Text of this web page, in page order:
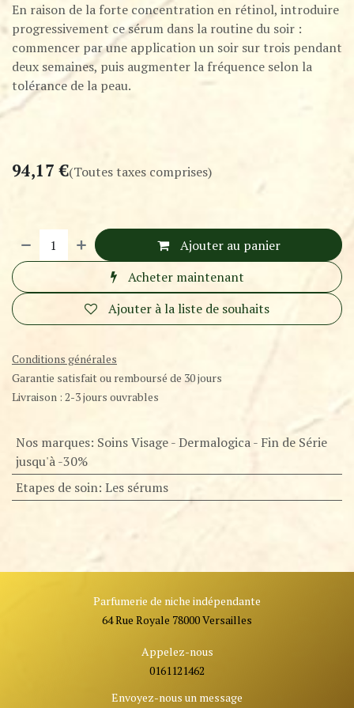
En raison de la forte concentration en rétinol, introduire
progressivement ce sérum dans la routine du soir :
commencer par une application un soir sur trois pendant
deux semaines, puis augmenter la fréquence selon la
tolérance de la peau.
94,17 €(Toutes taxes comprises)
Ajouter au panier
Acheter maintenant
Ajouter à la liste de souhaits
Conditions générales
Garantie satisfait ou remboursé de 30 jours
Livraison : 2-3 jours ouvrables
Nos marques: Soins Visage - Dermalogica - Fin de Série
jusqu'à -30%
Etapes de soin: Les sérums
Parfumerie de niche indépendante
64 Rue Royale 78000 Versailles
Appelez-nous
0161121462
Envoyez-nous un message